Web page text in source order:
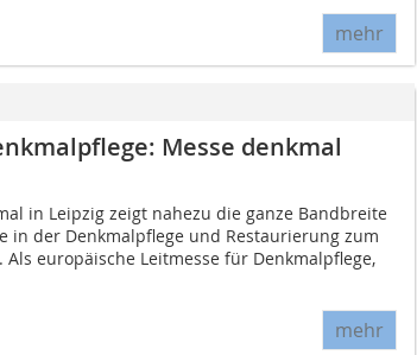
mehr
Messe denkmal
in Leipzig zeigt nahezu die ganze Bandbreite
in der Denkmalpflege und Restaurierung zum
Als europäische Leitmesse für Denkmalpflege,
mehr